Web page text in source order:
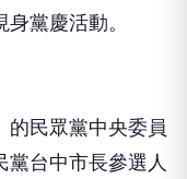
黨慶活動。
的民眾黨中央委員
台中市長參選人